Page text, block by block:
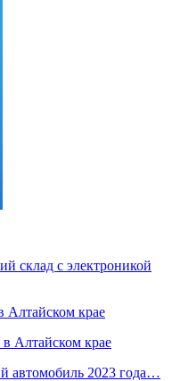
склад с электроникой
Алтайском крае
Алтайском крае
автомобиль 2023 года…